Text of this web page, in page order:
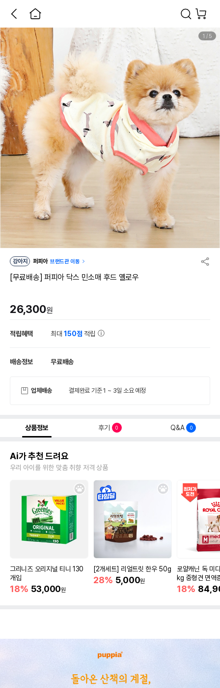
1 / 5
강아지 퍼피아 브랜드관 이동
[무료배송] 퍼피아 닥스 민소매 후드 옐로우
26,300원
적립혜택 최대150점 적립
배송정보 무료배송
업체배송 결제완료 기준 1 ~ 3일 소요 예정
상품정보 후기 0 Q&A 0
Ai가 추천 드려요
우리 아이를 위한 맞춤 취향 저격 상품
그리니즈 오리지널 티니 130
개입
18% 53,000원
[2개세트] 리얼트릿 한우 50g
28% 5,000원
로얄캐닌 독 미
kg 중형견 면역
18%